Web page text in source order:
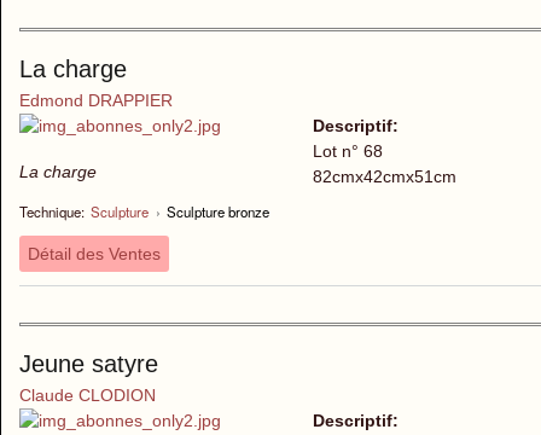
La charge
Edmond DRAPPIER
La charge
Technique: Sculpture › Sculpture bronze
Descriptif:
Lot n° 68
82cmx42cmx51cm
Détail des Ventes
Jeune satyre
Claude CLODION
Descriptif: